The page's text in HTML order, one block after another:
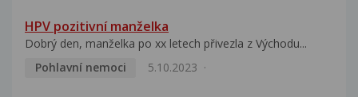
HPV pozitivní manželka
Dobrý den, manželka po xx letech přivezla z Východu...
Pohlavní nemoci
5.10.2023